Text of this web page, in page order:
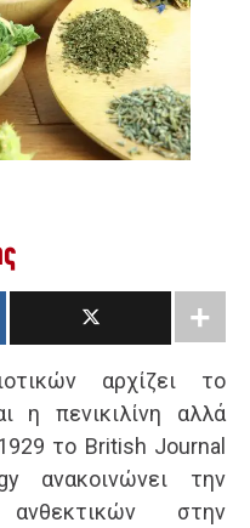
αρχίζει το
η πενικιλίνη αλλά
το British Journal
ανακοινώνει την
στην